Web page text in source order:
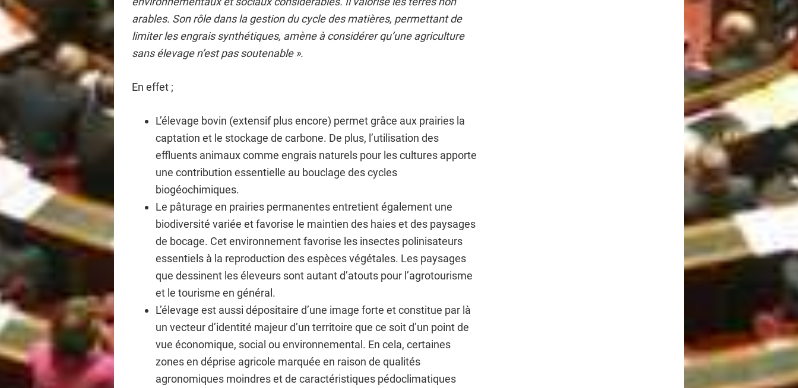
arables. Son rôle dans la gestion du cycle des matières, permettant de
limiter les engrais synthétiques, amène à considérer qu’une agriculture
sans élevage n’est pas soutenable ».
En effet ;
L’élevage bovin (extensif plus encore) permet grâce aux prairies la
captation et le stockage de carbone. De plus, l’utilisation des
effluents animaux comme engrais naturels pour les cultures apporte
une contribution essentielle au bouclage des cycles
biogéochimiques.
Le pâturage en prairies permanentes entretient également une
biodiversité variée et favorise le maintien des haies et des paysages
de bocage. Cet environnement favorise les insectes polinisateurs
essentiels à la reproduction des espèces végétales. Les paysages
que dessinent les éleveurs sont autant d’atouts pour l’agrotourisme
et le tourisme en général.
L’élevage est aussi dépositaire d’une image forte et constitue par là
un vecteur d’identité majeur d’un territoire que ce soit d’un point de
vue économique, social ou environnemental. En cela, certaines
zones en déprise agricole marquée en raison de qualités
agronomiques moindres et de caractéristiques pédoclimatiques